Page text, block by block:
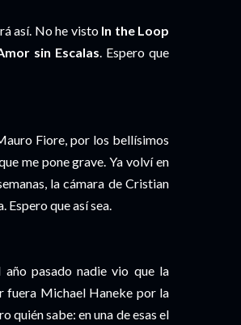
así. No he visto In the Loop
sin Escalas. Espero que
Fiore, por los bellísimos
me pone grave. Ya volví en
la cámara de Cristian
Espero que así sea.
pasado nadie vio que la
fuera Michael Haneke por la
quién sabe: en una de esas el